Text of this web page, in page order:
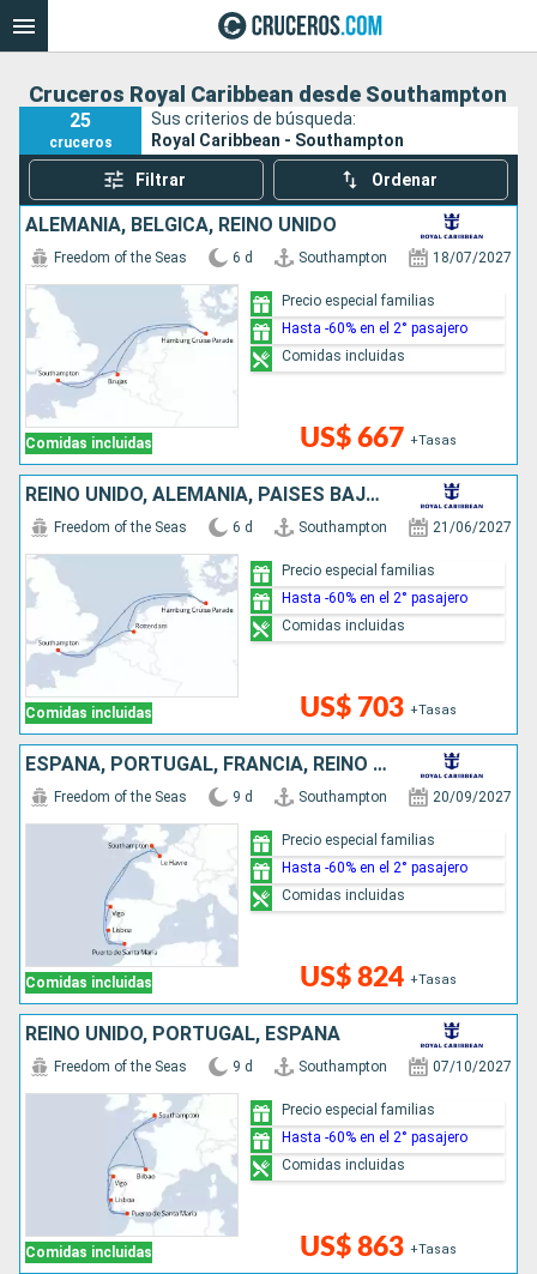
Cruceros Royal Caribbean desde Southampton
25
cruceros
Sus criterios de búsqueda:
Royal Caribbean - Southampton
Filtrar Ordenar
ALEMANIA, BÉLGICA, REINO UNIDO
Comidas incluidas
Freedom of the Seas 6 d Southampton 18/07/2027
US$ 667 +Tasas
Precio especial familias
Hasta -60% en el 2° pasajero
Comidas incluidas
REINO UNIDO, ALEMANIA, PAISES BAJOS
Comidas incluidas
Freedom of the Seas 6 d Southampton 21/06/2027
US$ 703 +Tasas
Precio especial familias
Hasta -60% en el 2° pasajero
Comidas incluidas
ESPAÑA, PORTUGAL, FRANCIA, REINO UNIDO
Comidas incluidas
Freedom of the Seas 9 d Southampton 20/09/2027
US$ 824 +Tasas
Precio especial familias
Hasta -60% en el 2° pasajero
Comidas incluidas
REINO UNIDO, PORTUGAL, ESPAÑA
Comidas incluidas
Freedom of the Seas 9 d Southampton 07/10/2027
US$ 863 +Tasas
Precio especial familias
Hasta -60% en el 2° pasajero
Comidas incluidas